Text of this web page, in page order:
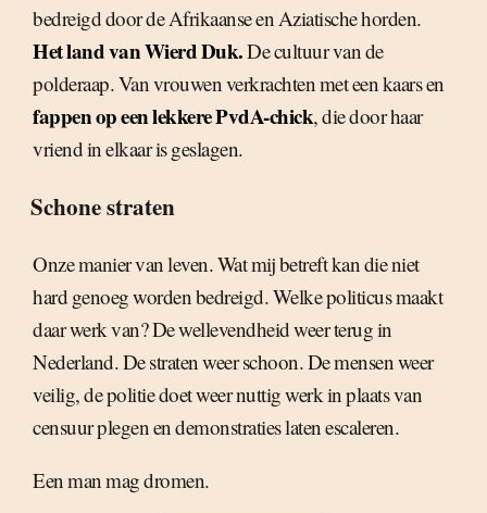
bedreigd door de Afrikaanse en Aziatische horden.
Het land van Wierd Duk.De cultuur van de
polderaap. Van vrouwen verkrachten met een kaars en
fappen op een lekkere PvdA-chick, die door haar
vriend in elkaar is geslagen.
Schone straten
Onze manier van leven. Wat mij betreft kan die niet
hard genoeg worden bedreigd. Welke politicus maakt
daar werk van? De wellevendheid weer terug in
Nederland. De straten weer schoon. De mensen weer
veilig, de politie doet weer nuttig werk in plaats van
censuur plegen en demonstraties laten escaleren.
Een man mag dromen.